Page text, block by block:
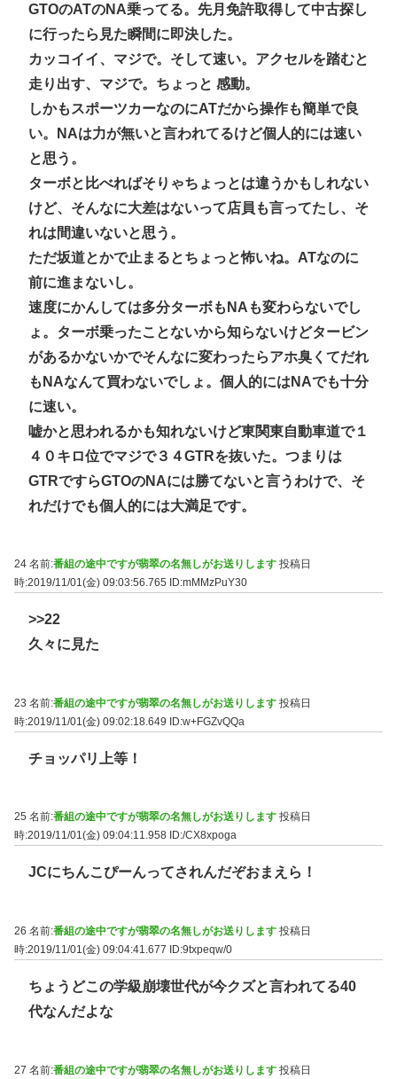
GTOのATのNA乗ってる。先月免許取得して中古探し
に行ったら見た瞬間に即決した。
カッコイイ、マジで。そして速い。アクセルを踏むと
走り出す、マジで。ちょっと 感動。
しかもスポーツカーなのにATだから操作も簡単で良
い。NAは力が無いと言われてるけど個人的には速い
と思う。
ターボと比べればそりゃちょっとは違うかもしれない
けど、そんなに大差はないって店員も言ってたし、そ
れは間違いないと思う。
ただ坂道とかで止まるとちょっと怖いね。ATなのに
前に進まないし。
速度にかんしては多分ターボもNAも変わらないでし
ょ。ターボ乗ったことないから知らないけどタービン
があるかないかでそんなに変わったらアホ臭くてだれ
もNAなんて買わないでしょ。個人的にはNAでも十分
に速い。
嘘かと思われるかも知れないけど東関東自動車道で１
４０キロ位でマジで３４GTRを抜いた。つまりは
GTRですらGTOのNAには勝てないと言うわけで、そ
れだけでも個人的には大満足です。
24 名前:番組の途中ですが翡翠の名無しがお送りします 投稿日
時:2019/11/01(金) 09:03:56.765
ID:mMMzPuY30
>>22
久々に見た
23 名前:番組の途中ですが翡翠の名無しがお送りします 投稿日
時:2019/11/01(金) 09:02:18.649 ID:w+FGZvQQa
チョッパリ上等！
25 名前:番組の途中ですが翡翠の名無しがお送りします 投稿日
時:2019/11/01(金) 09:04:11.958 ID:/CX8xpoga
JCにちんこぴーんってされんだぞおまえら！
26 名前:番組の途中ですが翡翠の名無しがお送りします 投稿日
時:2019/11/01(金) 09:04:41.677
ID:9txpeqw/0
ちょうどこの学級崩壊世代が今クズと言われてる40
代なんだよな
27 名前:番組の途中ですが翡翠の名無しがお送りします 投稿日